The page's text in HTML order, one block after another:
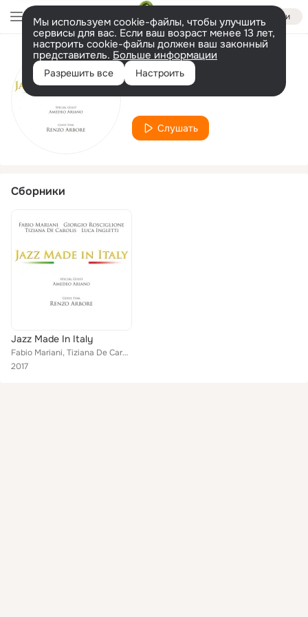
Войти
Мы используем cookie-файлы, чтобы улучшить
сервисы для вас. Если ваш возраст менее 13 лет,
настроить cookie-файлы должен ваш законный
представитель. Больше информации
Разрешить все Настроить
Исполнитель
Tiziana De Carolis
Слушать
Сборники
Jazz Made In Italy
Fabio Mariani, Tiziana De Carolis, Giorgio Rosciglione, Luca Ingletti
2017